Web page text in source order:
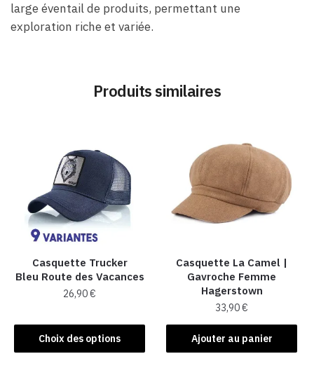
large éventail de produits, permettant une
exploration riche et variée.
Produits similaires
Casquette Trucker
Bleu Route des Vacances
26,90€
Choix des options
produit
a
Casquette La Camel​ |
Gavroche Femme
Hagerstown
33,90€
Ajouter au panier